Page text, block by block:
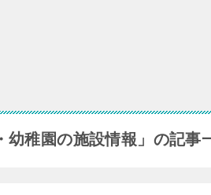
幼稚園の施設情報」の記事